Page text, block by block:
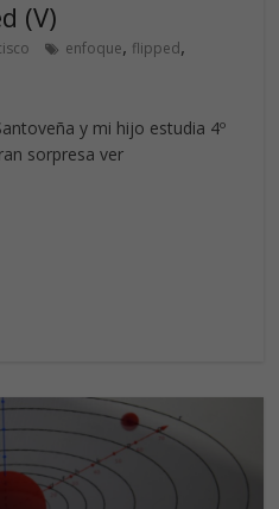
(V)
enfoque, flipped,
y mi hijo estudia 4º
sorpresa ver